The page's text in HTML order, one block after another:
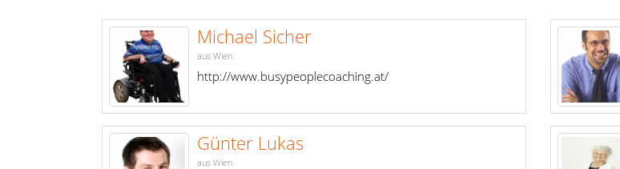
Michael Sicher
aus Wien
http://www.busypeoplecoaching.at/
Günter Lukas
aus Wien